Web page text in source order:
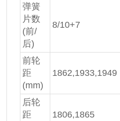
弹簧
片数
(前/
后)
8/10+7
前轮
距
(mm)
1862,1933,1949
后轮
距
1806,1865